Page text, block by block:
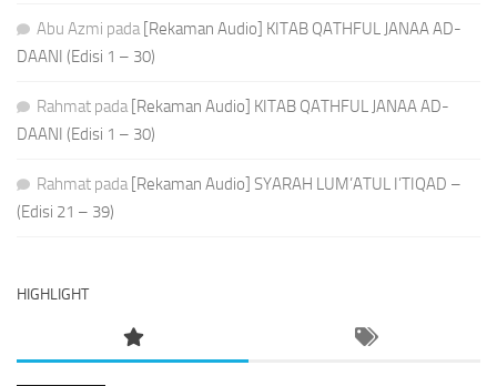
Abu Azmi pada [Rekaman Audio] KITAB QATHFUL JANAA AD-
DAANI (Edisi 1 – 30)
Rahmat pada [Rekaman Audio] KITAB QATHFUL JANAA AD-
DAANI (Edisi 1 – 30)
Rahmat pada [Rekaman Audio] SYARAH LUM’ATUL I’TIQAD –
(Edisi 21 – 39)
HIGHLIGHT